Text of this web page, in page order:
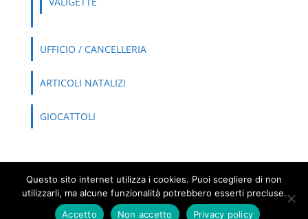
UFFICIO / CANCELLERIA
ARTICOLI NATALIZI
GIOCATTOLI
Copyright © 2026 Orlando Castellani S.r.l.| Realizzazione
2026
NETWORX Internet Solutions
Questo sito internet utilizza i cookies. Puoi scegliere di non
utilizzarli, ma alcune funzionalità potrebbero esserti precluse.
Accetto
Non accetto Privacy policy